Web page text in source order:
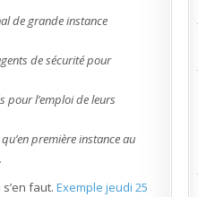
de grande instance
de sécurité pour
pour l’emploi de leurs
première instance au
faut.Exemple jeudi 25